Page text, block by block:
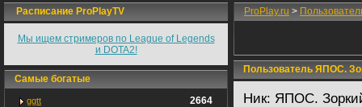
Расписание ProPlayTV
Мы ищем стримеров по League of Legends
и DOTA2!
Самые богатые
ggtt 2664
ProPlay.ru >
Пользователь ЯПОС.
Ник: ЯПОС.